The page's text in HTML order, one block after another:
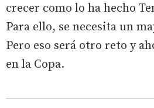
crecer como lo ha hecho
Para ello, se necesita un
Pero eso será otro reto y
en la Copa.